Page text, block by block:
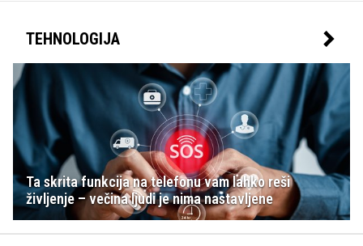
TEHNOLOGIJA
Ta skrita funkcija na telefonu vam lahko reši
življenje – večina ljudi je nima nastavljene